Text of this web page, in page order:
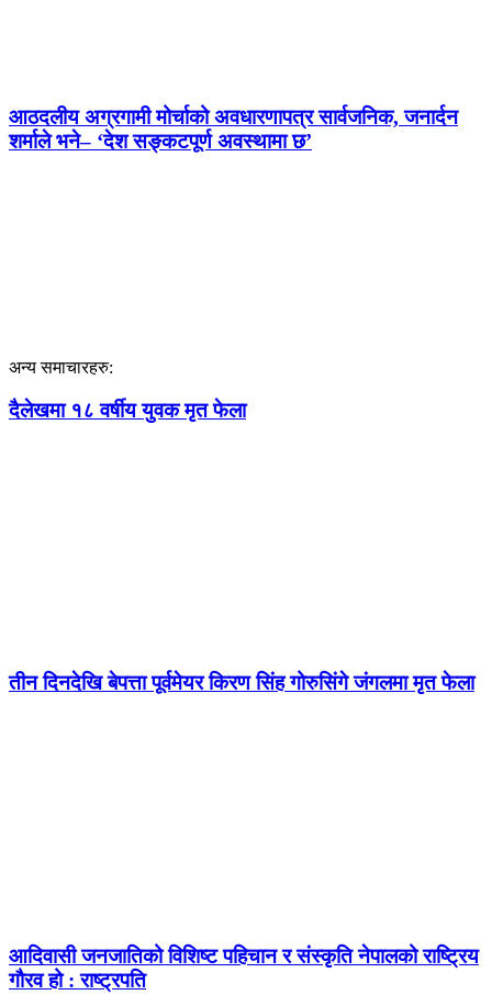
आठदलीय अग्रगामी मोर्चाको अवधारणापत्र सार्वजनिक, जनार्दन
शर्माले भने– ‘देश सङ्कटपूर्ण अवस्थामा छ’
अन्य समाचारहरु:
दैलेखमा १८ वर्षीय युवक मृत फेला
तीन दिनदेखि बेपत्ता पूर्वमेयर किरण सिंह गोरुसिंगे जंगलमा मृत फेला
आदिवासी जनजातिको विशिष्ट पहिचान र संस्कृति नेपालको राष्ट्रिय
गौरव हो : राष्ट्रपति